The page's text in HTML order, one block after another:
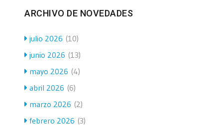
ARCHIVO DE NOVEDADES
julio 2026 (10)
junio 2026 (13)
mayo 2026 (4)
abril 2026 (6)
marzo 2026 (2)
febrero 2026 (3)